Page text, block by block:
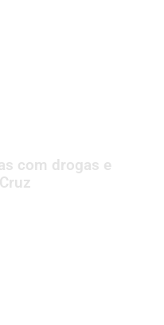
com drogas e